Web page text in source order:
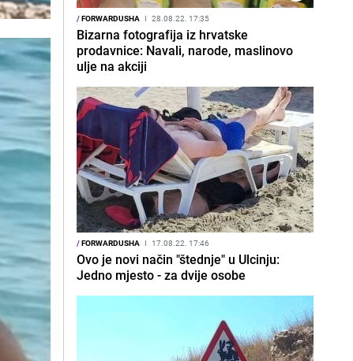
/FORWARDUSHA I 28.08.22. 17:35
Bizarna fotografija iz hrvatske
prodavnice: Navali, narode, maslinovo
ulje na akciji
/FORWARDUSHA I 17.08.22. 17:46
Ovo je novi način "štednje" u Ulcinju:
Jedno mjesto - za dvije osobe